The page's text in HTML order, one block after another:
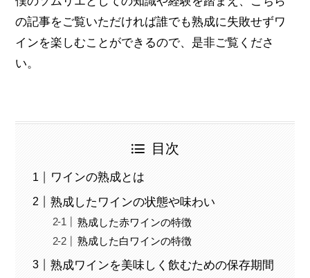
の記事をご覧いただければ誰でも熟成に失敗せずワ
インを楽しむことができるので、是非ご覧くださ
い。
目次
ワインの熟成とは
熟成したワインの状態や味わい
熟成した赤ワインの特徴
熟成した白ワインの特徴
熟成ワインを美味しく飲むための保存期間